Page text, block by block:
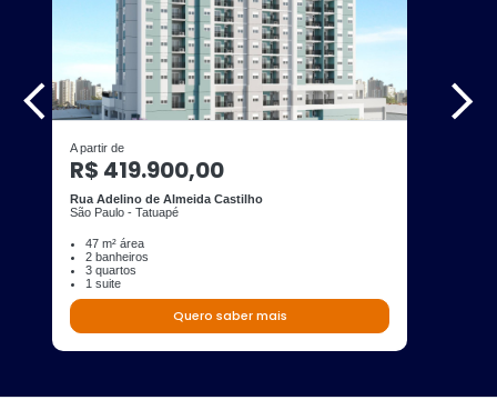
A partir de
R$ 419.900,00
Rua Adelino de Almeida Castilho
São Paulo - Tatuapé
47 m² área
2 banheiros
3 quartos
1 suite
Quero saber mais